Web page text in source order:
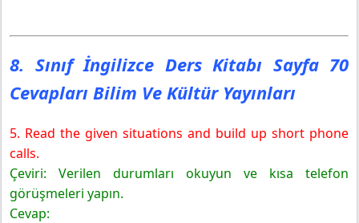
8. Sınıf İngilizce Ders Kitabı Sayfa 70
Cevapları Bilim Ve Kültür Yayınları
5. Read the given situations and build up short phone
calls.
Çeviri: Verilen durumları okuyun ve kısa telefon
görüşmeleri yapın.
Cevap: